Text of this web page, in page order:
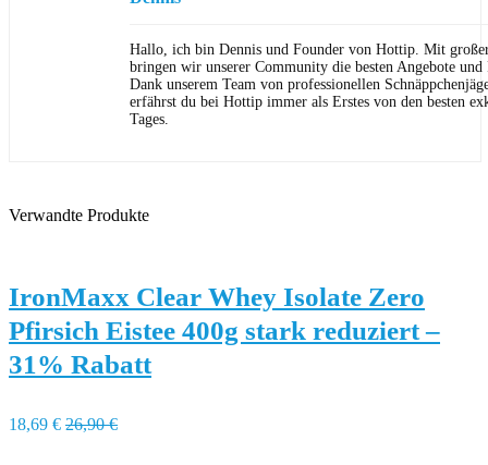
Hallo, ich bin Dennis und Founder von Hottip. Mit
bringen wir unserer Community die besten Angebote und
Dank unserem Team von professionellen
erfährst du bei Hottip immer als Erstes von den besten
Tages.
Verwandte Produkte
IronMaxx Clear Whey Isolate Zero
Pfirsich Eistee 400g stark reduziert –
31% Rabatt
18,69 € 26,90 €